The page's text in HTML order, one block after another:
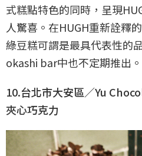
式糕點特色的同時，呈現
人驚喜。在HUGH重新詮釋
綠豆糕可謂是最具代表性的
okashi bar中也不定期推出。
10.台北市大安區／Yu
夾心巧克力